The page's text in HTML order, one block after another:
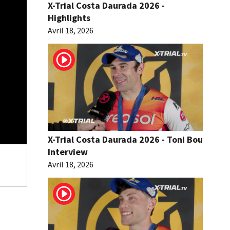
X-Trial Costa Daurada 2026 -
Highlights
Avril 18, 2026
X-Trial Costa Daurada 2026 - Toni Bou
Interview
Avril 18, 2026